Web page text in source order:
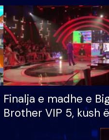
Finalja e madhe e
Brother VIP 5, kush
banori i parë që lë